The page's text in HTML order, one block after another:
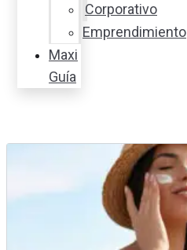
Corporativo
Emprendimiento
Maxi
Guía